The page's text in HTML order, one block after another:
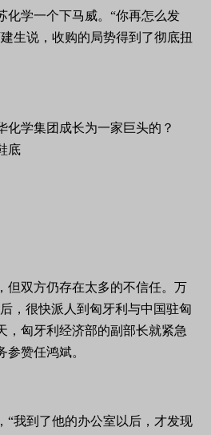
化学一个下马威。“你再怎么发
生说，收购的局势得到了彻底扭
底
双方仍存在太多的不信任。万
，很快派人到匈牙利与中国驻匈
，匈牙利经济部的副部长就紧急
赞任鸿斌。
我到了他的办公室以后，才发现